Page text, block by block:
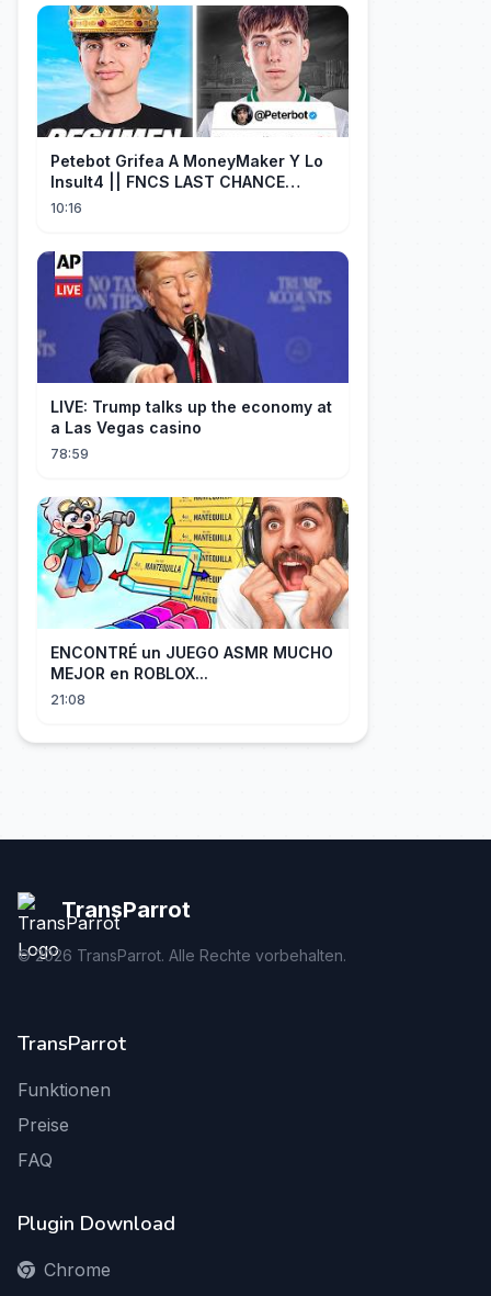
Petebot Grifea A MoneyMaker Y Lo
Insult4 || FNCS LAST CHANCE
Resumen
10:16
LIVE: Trump talks up the economy at
a Las Vegas casino
78:59
ENCONTRÉ un JUEGO ASMR MUCHO
MEJOR en ROBLOX...
21:08
TransParrot
©2026 TransParrot. Alle Rechte vorbehalten.
TransParrot
Funktionen
Preise
FAQ
Plugin Download
Chrome